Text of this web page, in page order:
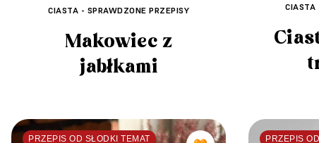
CIASTA - SPRAWDZONE PRZEPISY
Makowiec z
jabłkami
CIASTA
PRZEPIS OD SŁODKI TEMAT PRZEPIS